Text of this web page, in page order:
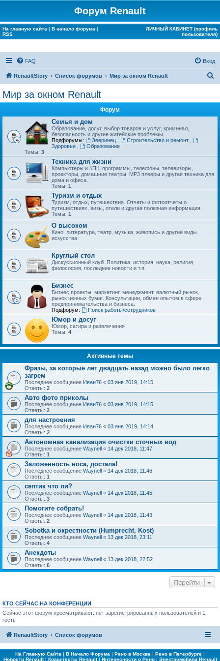
Форум Renault
На главную сайта | В начало форума |
RSS
ЛИЧНЫЙ КАБИНЕТ (профиль
пользователя)
FAQ Вход
RenaultStory Список форумов Мир за окном Renault
Мир за окном Renault
Форум
Семья и дом
Образование, досуг, выбор товаров и услуг, криминал,
безопасность и другие житейские проблемы.
Подфорумы:
Зверинец Строительство и ремонт
Здоровье
Образование
Темы: 3
Техника для жизни
Компьютеры и КПК, программы, телефоны, телевизоры,
проекторы, домашние театры, MP3 плееры и другая техника для
дома и офиса.
Темы: 1
Туризм и отдых
Туризм, отдых, путешествия. Отчеты и фотоотчеты о
путешествиях, визы, отели и другая полезная информация.
Темы: 1
О высоком
Кино, литература, театр, музыка, живопись и другие виды
искусства
Круглый стол
Дискуссионный клуб. Политика, история, наука, религия,
философия, последние новости и т.п.
Бизнес
Бизнес проекты, маркетинг, менеджмент, валютный рынок,
рынок ценных бумаг. Консультации, обмен опытом в сфере
предпринимательства и бизнеса.
Подфорум:
Поиск работы/сотрудников
Юмор и досуг
Юмор, сатира и развлечения
Темы: 4
Активные темы
Фразы, за которые лет двадцать назад можно было легко
загрем
Последнее сообщение Иван76 « 03 янв 2019, 14:15
Ответы: 2
Авто фото приколы
Последнее сообщение Иван76 « 03 янв 2019, 14:15
Ответы: 2
для настроения
Последнее сообщение Иван76 « 03 янв 2019, 14:14
Ответы: 2
Автономная канализация очистки сточных вод
Последнее сообщение Waynell « 14 дек 2018, 11:47
Ответы: 1
Заложенность носа, достала!
Последнее сообщение Waynell « 14 дек 2018, 11:46
Ответы: 1
септик что ли?
Последнее сообщение Waynell « 14 дек 2018, 11:45
Ответы: 3
Помогите собрать!
Последнее сообщение Waynell « 14 дек 2018, 11:43
Ответы: 2
Sobotka и окрестности (Humprecht, Kost)
Последнее сообщение Waynell « 13 дек 2018, 23:11
Ответы: 4
Анекдоты
Последнее сообщение Waynell « 13 дек 2018, 22:52
Ответы: 6
Перейти
КТО СЕЙЧАС НА КОНФЕРЕНЦИИ
Сейчас этот форум просматривают: нет зарегистрированных пользователей и 1
гость
RenaultStory Список форумов
На Главную Сайта | В Начало Форума | Рено в Москве | Рено в Петербурге |
Новости Renault| Краш-тесты Renault| Интересности о Рено| Электромобили Renault